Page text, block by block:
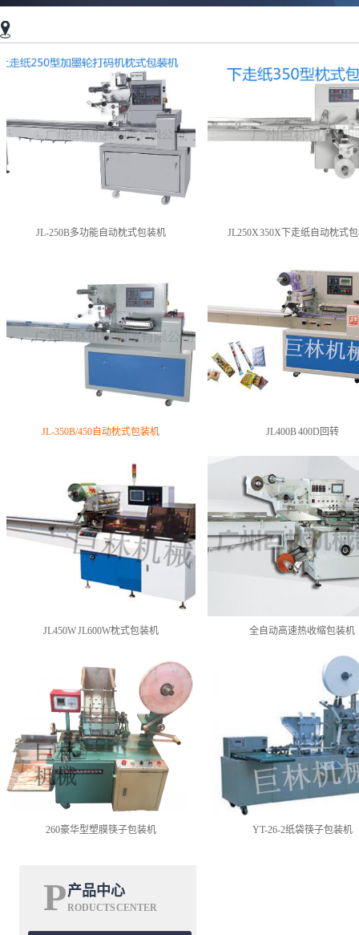
JL-250B多功能自动枕式包装机 JL250X 350X下走纸自动枕式
JL-350B/450自动枕式包装机 JL400B 400D回转
JL450W JL600W枕式包装机 全自动高速热收缩包装机
260豪华型塑膜筷子包装机 YT-26-2纸袋筷子包装机
P产品中心
RODUCTS CENTER